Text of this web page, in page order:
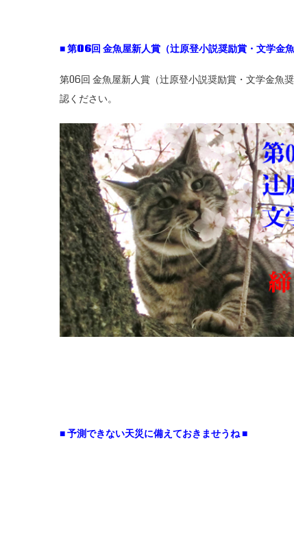
■第06回 金魚屋新人賞（辻原登小説奨励賞・文学金
第06回 金魚屋新人賞（辻原登小説奨励賞・文学金魚
認ください。
■ 予測できない天災に備えておきませうね ■